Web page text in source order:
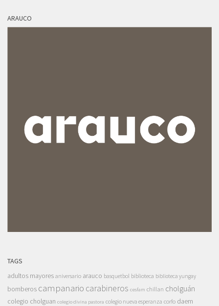
ARAUCO
TAGS
adultos mayores aniversario arauco basquetbol biblioteca biblioteca yungay
bomberos campanario carabineros cesfam chillan cholguán
colegio cholguan colegio divina pastora colegio nueva esperanza corfo daem